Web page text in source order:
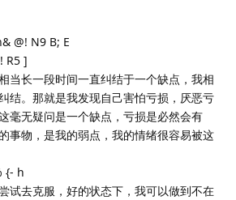
@! N9 B; E
R5 ]
当长一段时间一直纠结于一个缺点，我相
结。那就是我发现自己害怕亏损，厌恶亏
毫无疑问是一个缺点，亏损是必然会有
事物，是我的弱点，我的情绪很容易被这
{- h
试去克服，好的状态下，我可以做到不在